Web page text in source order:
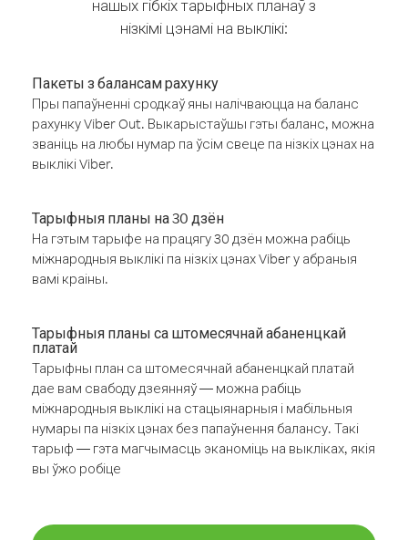
нашых гібкіх тарыфных планаў з
нізкімі цэнамі на выклікі:
Пакеты з балансам рахунку
Пры папаўненні сродкаў яны налічваюцца на баланс
рахунку Viber Out. Выкарыстаўшы гэты баланс, можна
званіць на любы нумар па ўсім свеце па нізкіх цэнах на
выклікі Viber.
Тарыфныя планы на 30 дзён
На гэтым тарыфе на працягу 30 дзён можна рабіць
міжнародныя выклікі па нізкіх цэнах Viber у абраныя
вамі краіны.
Тарыфныя планы са штомесячнай абаненцкай
платай
Тарыфны план са штомесячнай абаненцкай платай
дае вам свабоду дзеянняў — можна рабіць
міжнародныя выклікі на стацыянарныя і мабільныя
нумары па нізкіх цэнах без папаўнення балансу. Такі
тарыф — гэта магчымасць эканоміць на выкліках, якія
вы ўжо робіце